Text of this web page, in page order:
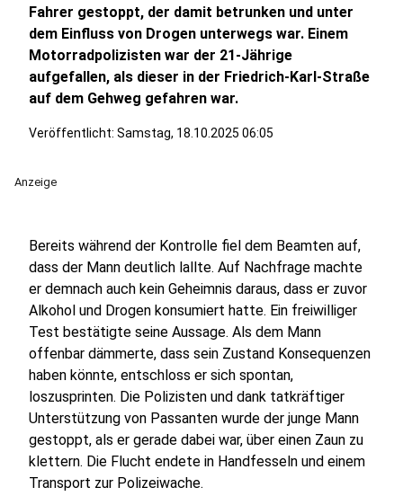
Fahrer gestoppt, der damit betrunken und unter
dem Einfluss von Drogen unterwegs war. Einem
Motorradpolizisten war der 21-Jährige
aufgefallen, als dieser in der Friedrich-Karl-Straße
auf dem Gehweg gefahren war.
Veröffentlicht: Samstag, 18.10.2025 06:05
Anzeige
Bereits während der Kontrolle fiel dem Beamten auf,
dass der Mann deutlich lallte. Auf Nachfrage machte
er demnach auch kein Geheimnis daraus, dass er zuvor
Alkohol und Drogen konsumiert hatte. Ein freiwilliger
Test bestätigte seine Aussage. Als dem Mann
offenbar dämmerte, dass sein Zustand Konsequenzen
haben könnte, entschloss er sich spontan,
loszusprinten. Die Polizisten und dank tatkräftiger
Unterstützung von Passanten wurde der junge Mann
gestoppt, als er gerade dabei war, über einen Zaun zu
klettern. Die Flucht endete in Handfesseln und einem
Transport zur Polizeiwache.